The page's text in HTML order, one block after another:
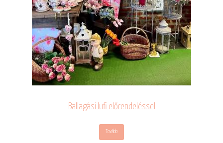
Ballagási lufi előrendeléssel
Tovább